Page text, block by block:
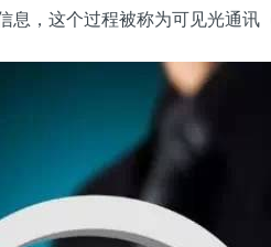
，这个过程被称为可见光通讯（